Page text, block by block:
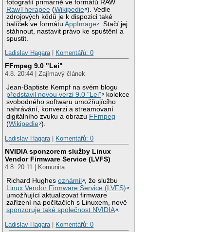
fotografií primárně ve formátů RAW
RawTherapee (Wikipedie ). Vedle
zdrojových kódů je k dispozici také
balíček ve formátuAppImage
. Stačí jej
stáhnout, nastavit právo ke spuštění a
spustit.
Ladislav Hagara| Komentářů: 0
FFmpeg 9.0 "Lei"
4.8. 20:44 | Zajímavý článek
Jean-Baptiste Kempf na svém blogu
představil novou verzi 9.0 "Lei"
kolekce
svobodného softwaru umožňujícího
nahrávání, konverzi a streamovaní
digitálního zvuku a obrazu FFmpeg
(Wikipedie ).
Ladislav Hagara| Komentářů: 0
NVIDIA sponzorem služby Linux
Vendor Firmware Service (LVFS)
4.8. 20:11 | Komunita
Richard Hughesoznámil
, že službu
Linux Vendor Firmware Service (LVFS)
umožňující aktualizovat firmware
zařízení na počítačích s Linuxem, nově
sponzoruje také společnost NVIDIA .
Ladislav Hagara| Komentářů: 0